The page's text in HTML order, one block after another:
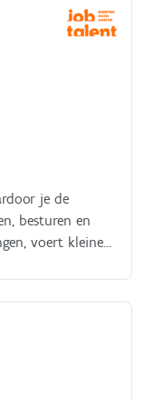
onze
Contacteer ons
ons een
je de
besturen en
voert kleine